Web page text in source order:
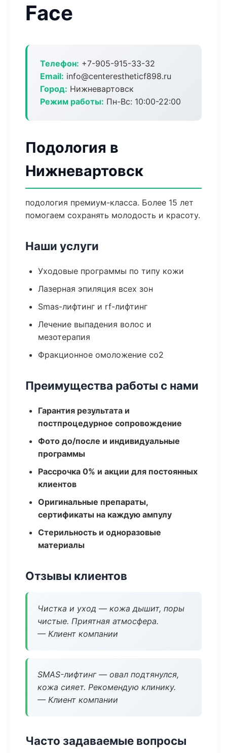
Face
Телефон: +7-905-915-33-32
Email: info@centerestheticf898.ru
Город: Нижневартовск
Режим работы: Пн-Вс: 10:00-22:00
Подология в
Нижневартовск
подология премиум-класса. Более 15 лет
помогаем сохранять молодость и красоту.
Наши услуги
Уходовые программы по типу кожи
Лазерная эпиляция всех зон
Smas-лифтинг и rf-лифтинг
Лечение выпадения волос и
мезотерапия
Фракционное омоложение co2
Преимущества работы с нами
Гарантия результата и
постпроцедурное сопровождение
Фото до/после и индивидуальные
программы
Рассрочка 0% и акции для постоянных
клиентов
Оригинальные препараты,
сертификаты на каждую ампулу
Стерильность и одноразовые
материалы
Отзывы клиентов
Чистка и уход — кожа дышит, поры
чистые. Приятная атмосфера.
— Клиент компании
SMAS-лифтинг — овал подтянулся,
кожа сияет. Рекомендую клинику.
— Клиент компании
Часто задаваемые вопросы